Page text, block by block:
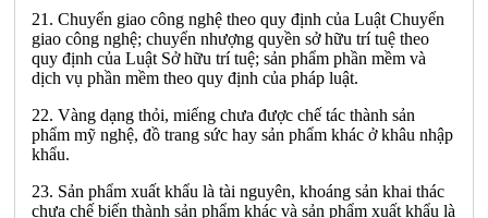
21. Chuyển giao công nghệ theo quy định của Luật Chuyển
giao công nghệ; chuyển nhượng quyền sở hữu trí tuệ theo
quy định của Luật Sở hữu trí tuệ; sản phẩm phần mềm và
dịch vụ phần mềm theo quy định của pháp luật.
22. Vàng dạng thỏi, miếng chưa được chế tác thành sản
phẩm mỹ nghệ, đồ trang sức hay sản phẩm khác ở khâu nhập
khẩu.
23. Sản phẩm xuất khẩu là tài nguyên, khoáng sản khai thác
chưa chế biến thành sản phẩm khác và sản phẩm xuất khẩu là